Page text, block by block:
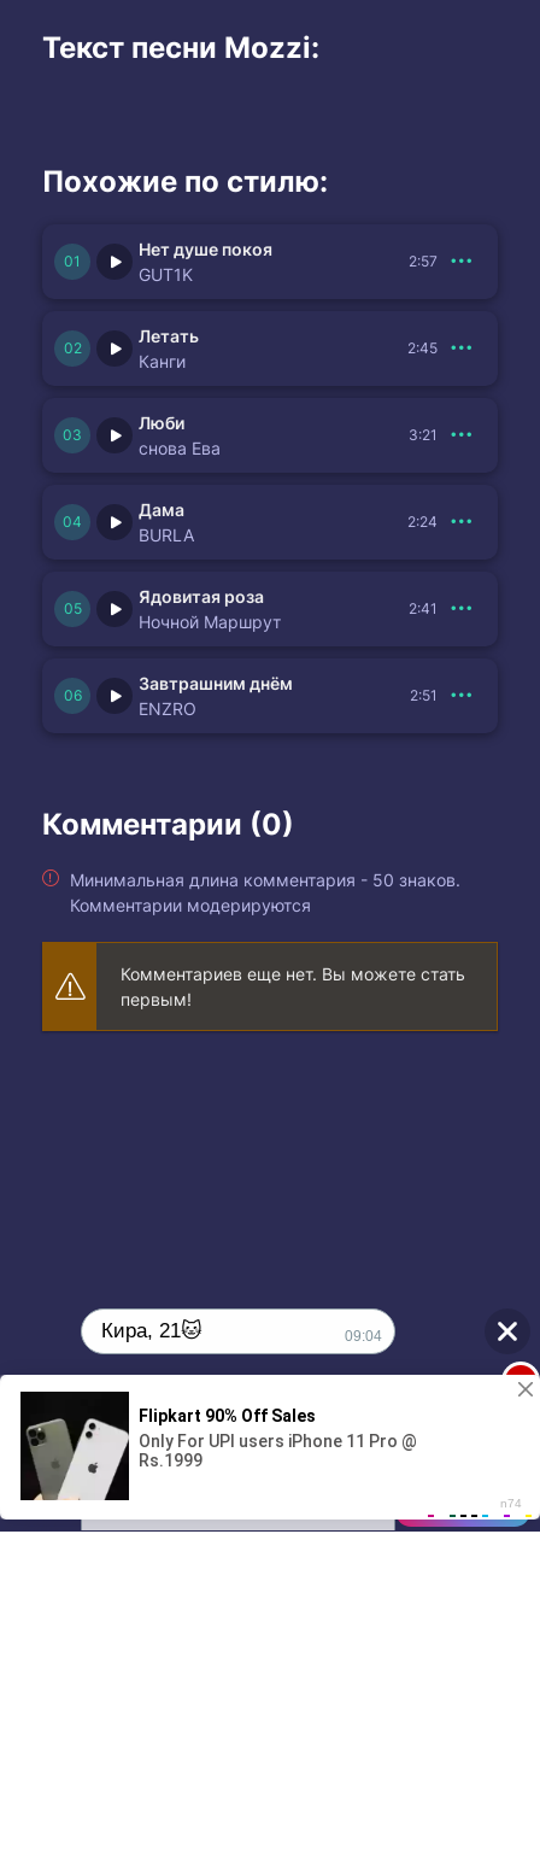
Текст песни Mozzi:
Похожие по стилю:
Нет душе покоя
GUT1K
2:57
Летать
Канги
2:45
Люби
снова Ева
3:21
Дама
BURLA
2:24
Ядовитая роза
Ночной Маршрут
2:41
Завтрашним днём
ENZRO
2:51
Комментарии (0)
Минимальная длина комментария - 50 знаков.
Комментарии модерируются
Комментариев еще нет. Вы можете стать
первым!
01/07
00:00
Кира, 21🐱 09:04
Поиграешь со мной? 💖🐾
09:04
1